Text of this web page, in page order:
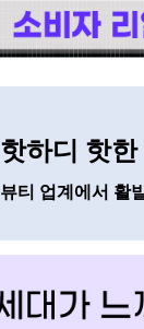
핫하디 핫
뷰티 업계에서 활